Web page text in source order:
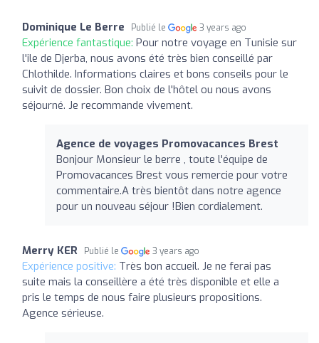
Dominique Le Berre Publié le 3 years ago
Expérience fantastique: Pour notre voyage en Tunisie sur
l'ile de Djerba, nous avons été très bien conseillé par
Chlothilde. Informations claires et bons conseils pour le
suivit de dossier. Bon choix de l'hôtel ou nous avons
séjourné. Je recommande vivement.
Agence de voyages Promovacances Brest
Bonjour Monsieur le berre , toute l'équipe de
Promovacances Brest vous remercie pour votre
commentaire.A très bientôt dans notre agence
pour un nouveau séjour !Bien cordialement.
Merry KER Publié le 3 years ago
Expérience positive: Très bon accueil. Je ne ferai pas
suite mais la conseillère a été très disponible et elle a
pris le temps de nous faire plusieurs propositions.
Agence sérieuse.